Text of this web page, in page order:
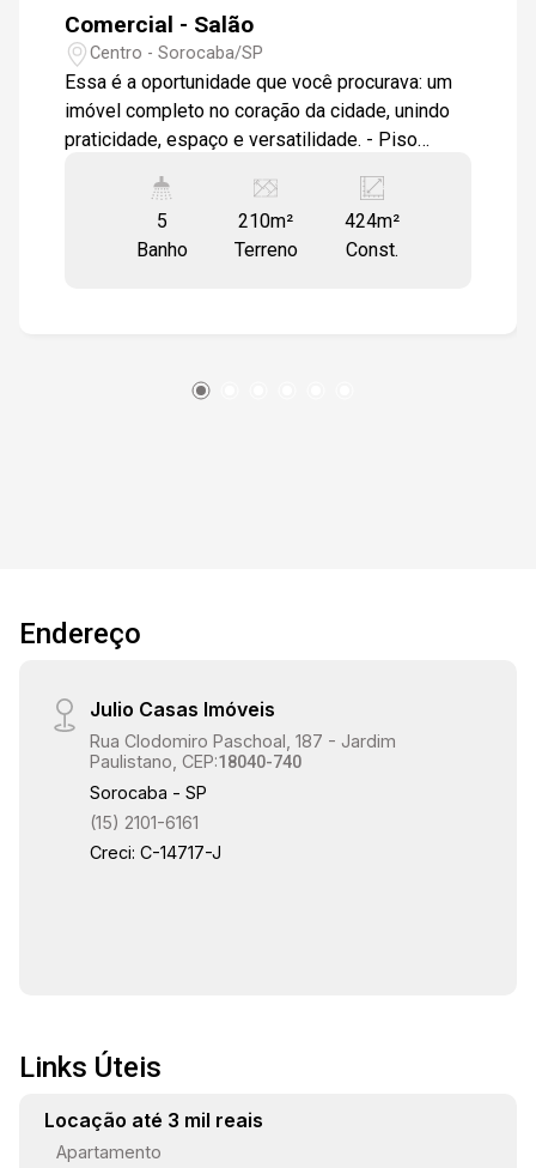
Comercial - Salão
Centro - Sorocaba/SP
Essa é a oportunidade que você procurava: um
imóvel completo no coração da cidade, unindo
praticidade, espaço e versatilidade. - Piso
comercial amplo, com pé-direito de 5 metros,
perfeito para loja, showroom, escritório,
academias, centro automotivo, loja ou prestação
para morar ou até mesmo integrar ao seu
imóvel versátil, que atende tanto quem quer
investir no comércio, quanto quem deseja unir
5
Banho
210m²
Terreno
424m²
Const.
Endereço
Julio Casas Imóveis
Rua Clodomiro Paschoal, 187 - Jardim
Paulistano, CEP:18040-740
Sorocaba - SP
(15) 2101-6161
Creci: C-14717-J
Links Úteis
Locação até 3 mil reais
Apartamento